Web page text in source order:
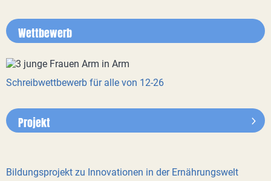
Wettbewerb
Schreibwettbewerb für alle von 12-26
Projekt
Bildungsprojekt zu Innovationen in der Ernährungswelt